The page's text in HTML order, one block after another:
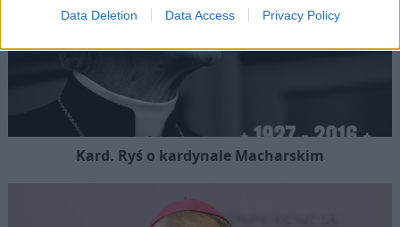
Data Deletion Data Access Privacy Policy
Kard. Ryś o kardynale Macharskim